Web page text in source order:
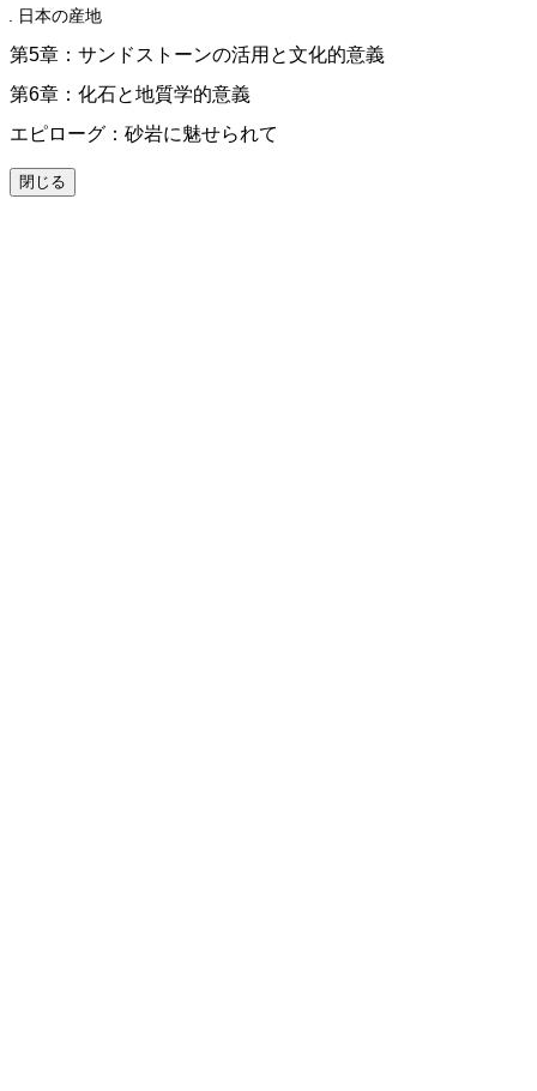
日本の産地
第5章：サンドストーンの活用と文化的意義
第6章：化石と地質学的意義
エピローグ：砂岩に魅せられて
閉じる